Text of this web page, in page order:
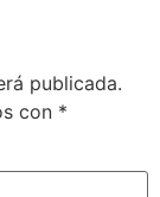
publicada.
con *